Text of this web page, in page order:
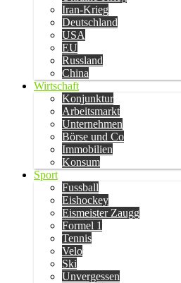
Iran-Krieg
Deutschland
USA
EU
Russland
China
Wirtschaft
Konjunktur
Arbeitsmarkt
Unternehmen
Börse und Co
Immobilien
Konsum
Sport
Fussball
Eishockey
Eismeister Zaugg
Formel 1
Tennis
Velo
Ski
Unvergessen